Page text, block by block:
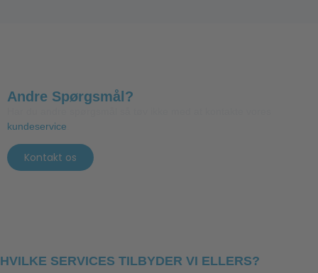
Andre Spørgsmål?
kundeservice
Kontakt os
HVILKE SERVICES TILBYDER VI ELLERS?